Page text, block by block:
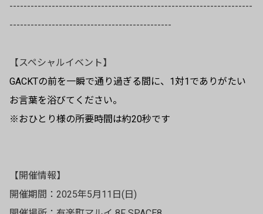
---------------------------------------------------------------------
----------------------------------------------
【スペシャルイベント】
GACKTの前を一瞬で通り過ぎる間に、1対1でありがたい
お言葉を浴びてください。
※おひとり様の所要時間は約20秒です
【開催情報】
開催期間：2025年5月11日(日)